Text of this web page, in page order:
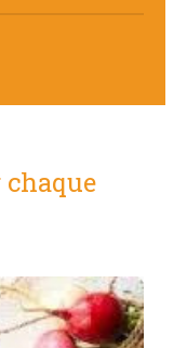
chaque